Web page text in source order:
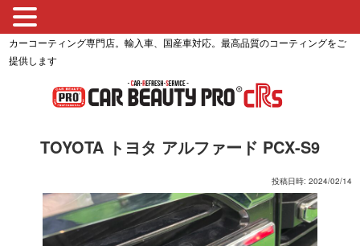
カーコーティング専門店。輸入車、国産車対応。最高品質のコーティングをご
提供します
TOYOTA トヨタ アルファード PCX-S9
投稿日時: 2024/02/14